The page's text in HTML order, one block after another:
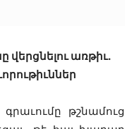
առթիւ.
թշնամուց